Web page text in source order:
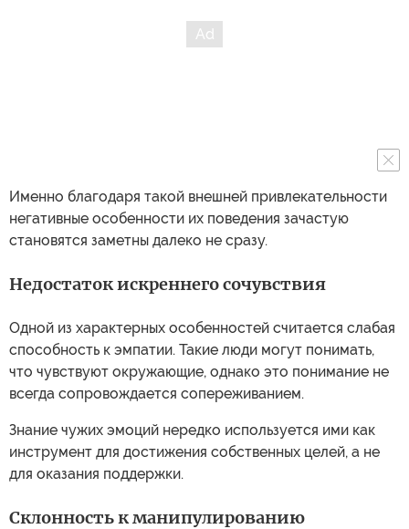
Именно благодаря такой внешней привлекательности
негативные особенности их поведения зачастую
становятся заметны далеко не сразу.
Недостаток искреннего сочувствия
Одной из характерных особенностей считается слабая
способность к эмпатии. Такие люди могут понимать,
что чувствуют окружающие, однако это понимание не
всегда сопровождается сопереживанием.
Знание чужих эмоций нередко используется ими как
инструмент для достижения собственных целей, а не
для оказания поддержки.
Склонность к манипулированию